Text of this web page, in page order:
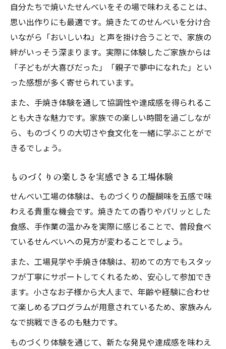
自分たちで焼いたせんべいをその場で味わえることは、
思い出作りにも最適です。焼きたてのせんべいを分け合
いながら「おいしいね」と声を掛け合うことで、家族の
絆がいっそう深まります。実際に体験したご家族からは
「子どもが大喜びだった」「親子で夢中になれた」とい
った感想が多く寄せられています。
また、手焼き体験を通して協調性や達成感を得られるこ
とも大きな魅力です。家族での楽しい時間を過ごしなが
ら、ものづくりの大切さや食文化を一緒に学ぶことがで
きるでしょう。
ものづくりの楽しさを実感できる工場体験
せんべい工場の体験は、ものづくりの醍醐味を五感で味
わえる貴重な機会です。焼きたての香りやパリッとした
食感、手作業の温かみを実際に感じることで、普段食べ
ているせんべいへの見方が変わることでしょう。
また、工場見学や手焼き体験は、初めての方でもスタッ
フが丁寧にサポートしてくれるため、安心して参加でき
ます。小さなお子様から大人まで、年齢や経験に合わせ
て楽しめるプログラムが用意されているため、家族みん
なで挑戦できるのも魅力です。
ものづくり体験を通じて、新たな発見や達成感を味わえ